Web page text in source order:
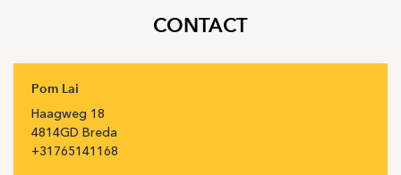
CONTACT
Pom Lai
Haagweg 18
4814GD Breda
+31 765141168